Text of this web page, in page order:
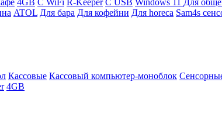
4GB С WiFi R-Keeper С USB Windows 11 Для
ATOL Для бара Для кофейни Для horeca Sam4s
Кассовые Кассовый компьютер-моноблок
4GB